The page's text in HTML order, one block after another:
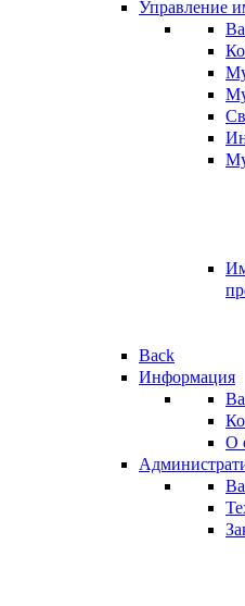
Управление
Back
Информация
О